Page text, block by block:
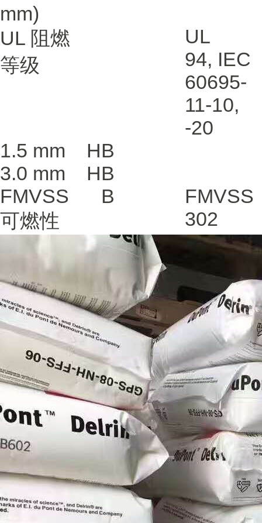
mm)
UL 阻燃
等级
UL
94, IEC
60695-
11-10,
-20
1.5 mm
HB
3.0 mm
HB
FMVSS
可燃性
B
FMVSS
302